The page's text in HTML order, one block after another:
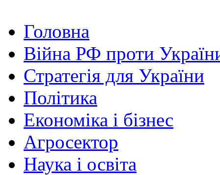
Головна
Війна РФ проти
Стратегія для України
Політика
Економіка і бізнес
Агросектор
Наука і освіта